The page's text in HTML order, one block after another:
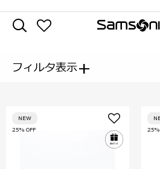
フィルタ表示+
25% OFF
NEW
25%